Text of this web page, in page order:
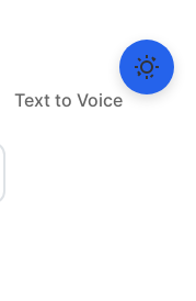
Text to Voice